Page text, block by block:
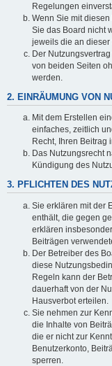
Regelungen
Wenn Sie mit
Sie das Board nicht
jeweils die an
Der
von beiden Seiten
werden.
2. EINRÄUMUNG VON
Mit dem Erstellen
einfaches, zeitlich
Recht, Ihren Beitrag
Das Nutzungsrecht
Kündigung des
3. PFLICHTEN DES
Sie erklären mit der
enthält, die gegen
erklären
Beiträgen
Der Betreiber des
diese
Regeln kann der
dauerhaft von der
Hausverbot erteilen.
Sie nehmen zur
die Inhalte von
die er nicht zur
Benutzerkonto,
sperren.